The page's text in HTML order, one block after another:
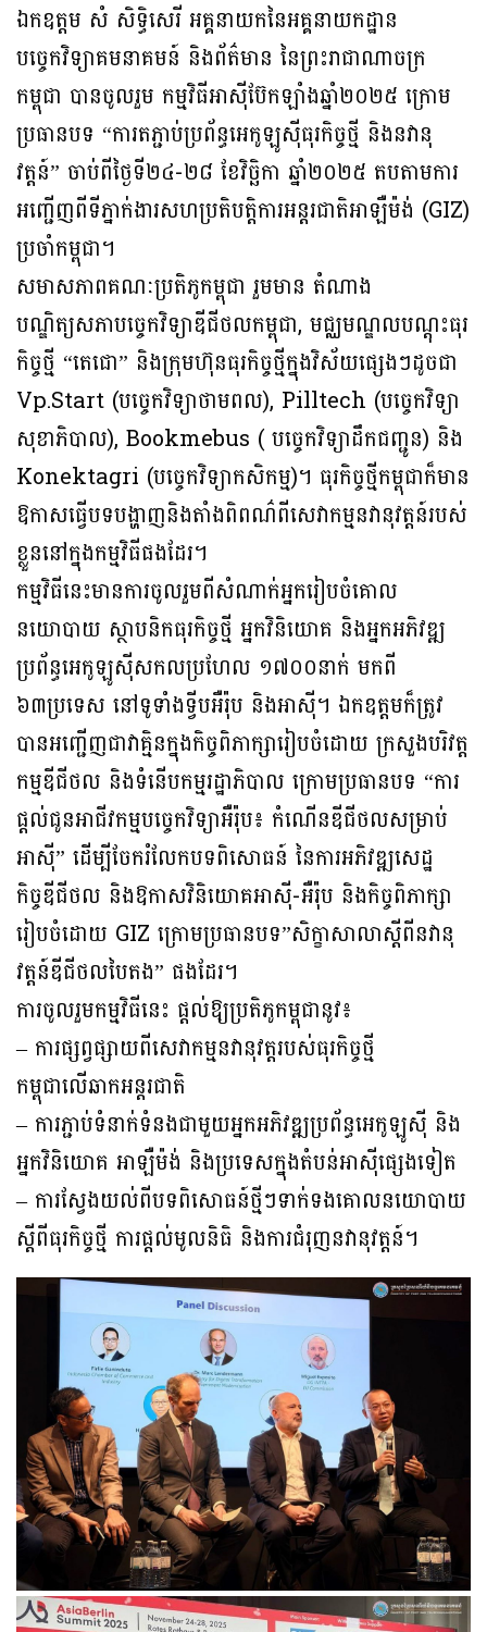
ឯកឧត្តម សំ សិទ្ធិសេរី អគ្គនាយកនៃអគ្គនាយកដ្ឋាន
បច្ចេកវិទ្យាគមនាគមន៍ និងព័ត៌មាន នៃព្រះរាជាណាចក្រ
កម្ពុជា បានចូលរួម កម្មវិធីអាស៊ីប៊ែកឡាំងឆ្នាំ២០២៥ ក្រោម
ប្រធានបទ “ការតភ្ជាប់ប្រព័ន្ធអេកូឡូស៊ីធុរកិច្ចថ្មី និងនវានុ
វត្តន៍” ចាប់ពីថ្ងៃទី២៤-២៨ ខែវិច្ឆិកា ឆ្នាំ២០២៥ តបតាមការ
អញ្ជើញពីទីភ្នាក់ងារសហប្រតិបត្តិការអន្តរជាតិអាឡឺម៉ង់ (GIZ)
ប្រចាំកម្ពុជា។
សមាសភាពគណៈប្រតិភូកម្ពុជា រួមមាន តំណាង
បណ្ឌិត្យសភាបច្ចេកវិទ្យាឌីជីថលកម្ពុជា, មជ្ឈមណ្ឌលបណ្តុះធុរ
កិច្ចថ្មី “តេជោ” និងក្រុមហ៊ុនធុរកិច្ចថ្មីក្នុងវិស័យផ្សេងៗដូចជា
Vp.Start (បច្ចេកវិទ្យាថាមពល), Pilltech (បច្ចេកវិទ្យា
សុខាភិបាល), Bookmebus ( បច្ចេកវិទ្យាដឹកជញ្ជូន) និង
Konektagri (បច្ចេកវិទ្យាកសិកម្ម)។ ធុរកិច្ចថ្មីកម្ពុជាក៏មាន
ឱកាសធ្វើបទបង្ហាញនិងតាំងពិពណ៌ពីសេវាកម្មនវានុវត្តន៍របស់
ខ្លួននៅក្នុងកម្មវិធីផងដែរ។
កម្មវិធីនេះមានការចូលរួមពីសំណាក់អ្នករៀបចំគោល
នយោបាយ ស្ថាបនិកធុរកិច្ចថ្មី អ្នកវិនិយោគ និងអ្នកអភិវឌ្ឍ
ប្រព័ន្ធអេកូឡូស៊ីសកលប្រហែល ១៧០០នាក់ មកពី
៦៣ប្រទេស នៅទូទាំងទ្វីបអឺរ៉ុប និងអាស៊ី។ ឯកឧត្តមក៏ត្រូវ
បានអញ្ជើញជាវាគ្មិនក្នុងកិច្ចពិភាក្សារៀបចំដោយ ក្រសួងបរិវត្ត
កម្មឌីជីថល និងទំនើបកម្មរដ្ឋាភិបាល ក្រោមប្រធានបទ “ការ
ផ្តល់ជូនអាជីវកម្មបច្ចេកវិទ្យាអឺរ៉ុប៖ កំណើនឌីជីថលសម្រាប់
អាស៊ី” ដើម្បីចែករំលែកបទពិសោធន៍ នៃការអភិវឌ្ឍសេដ្ឋ
កិច្ចឌីជីថល និងឱកាសវិនិយោគអាស៊ី-អឺរ៉ុប និងកិច្ចពិភាក្សា
រៀបចំដោយ GIZ ក្រោមប្រធានបទ”សិក្ខាសាលាស្តីពីនវានុ
វត្តន៍ឌីជីថលបៃតង” ផងដែរ។
ការចូលរួមកម្មវិធីនេះ ផ្តល់ឱ្យប្រតិភូកម្ពុជានូវ៖
– ការផ្សព្វផ្សាយពីសេវាកម្មនវានុវត្តរបស់ធុរកិច្ចថ្មី
កម្ពុជាលើឆាកអន្តរជាតិ
– ការភ្ជាប់ទំនាក់ទំនងជាមួយអ្នកអភិវឌ្ឍប្រព័ន្ធអេកូឡូស៊ី និង
អ្នកវិនិយោគ អាឡឺម៉ង់ និងប្រទេសក្នុងតំបន់អាស៊ីផ្សេងទៀត
– ការស្វែងយល់ពីបទពិសោធន៍ថ្មីៗទាក់ទងគោលនយោបាយ
ស្តីពីធុរកិច្ចថ្មី ការផ្តល់មូលនិធិ និងការជំរុញនវានុវត្តន៍។